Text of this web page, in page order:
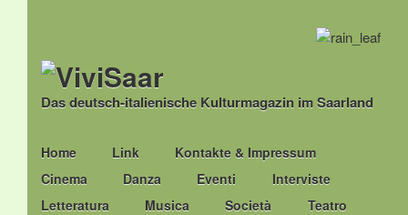
Das deutsch-italienische Kulturmagazin im Saarland
Main menu
Skip
to
content
Home Link
Kontakte & Impressum
Cinema
Danza Eventi
Interviste
Letteratura
Musica Società Teatro